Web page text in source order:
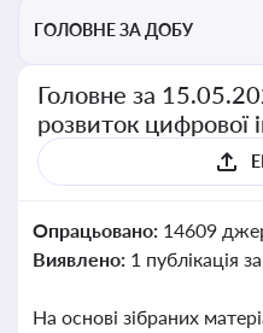
ГОЛОВНЕ ЗА ДОБУ
Головне за
розвиток цифрової
Опрацьовано: 14609
Виявлено: 1 публікація
На основі зібраних